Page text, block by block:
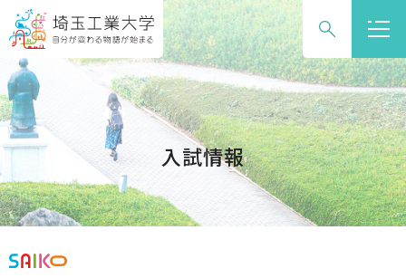
ロ
バ
ル
ナ
ゲ
ー
ョ
文
ー
ル
ナ
ビ
ー
シ
ン
ッ
ー
へ
入試情報